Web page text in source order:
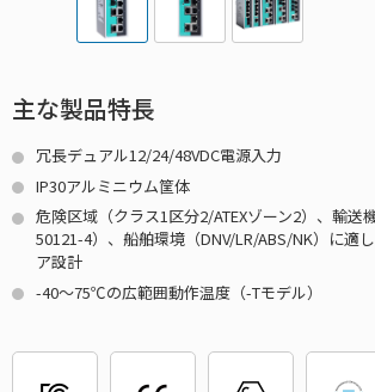
主な製品特長
冗長デュアル12/24/48VDC電源入力
IP30アルミニウム筐体
危険区域（クラス1区分2/ATEXゾーン2）、輸送
50121-4）、船舶環境（DNV/LR/ABS/NK）に適
ア設計
-40～75℃の広範囲動作温度（-Tモデル）